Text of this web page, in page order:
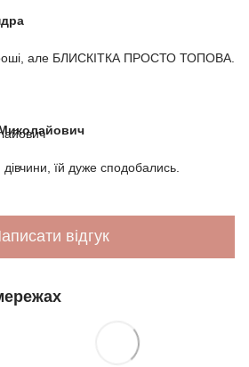
але БЛИСКІТКА ПРОСТО ТОПОВА.
їй дуже сподобались.
відгук